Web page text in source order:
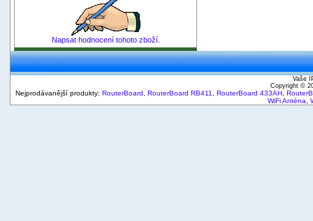
Napsat hodnocení tohoto zboží.
Vaše
Copyright ©
Nejprodávanější produkty: RouterBoard RouterBoard RB411 RouterBoard 433AH
WiFi Anténa